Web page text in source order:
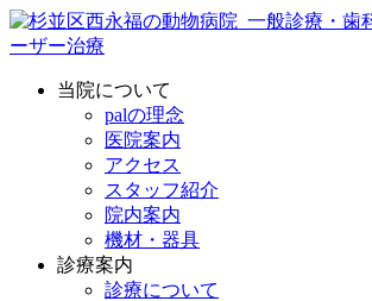
当院について
palの理念
医院案内
アクセス
スタッフ紹介
院内案内
機材・器具
診療案内
診療について